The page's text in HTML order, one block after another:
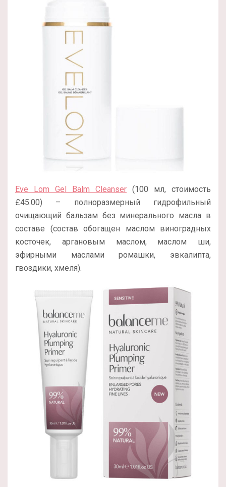
Eve Lom Gel Balm Cleanser (100 мл, стоимость
£45.00) – полноразмерный гидрофильный
очищающий бальзам без минерального масла в
составе (состав обогащен маслом виноградных
косточек, аргановым маслом, маслом ши,
эфирными маслами ромашки, эвкалипта,
гвоздики, хмеля).